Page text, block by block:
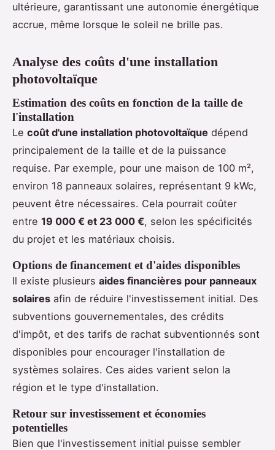
ultérieure, garantissant une autonomie énergétique
accrue, même lorsque le soleil ne brille pas.
Analyse des coûts d'une installation
photovoltaïque
Estimation des coûts en fonction de la taille de
l'installation
Le coût d'une installation photovoltaïque dépend
principalement de la taille et de la puissance
requise. Par exemple, pour une maison de 100 m²,
environ 18 panneaux solaires, représentant 9 kWc,
peuvent être nécessaires. Cela pourrait coûter
entre 19 000 € et 23 000 €, selon les spécificités
du projet et les matériaux choisis.
Options de financement et d'aides disponibles
Il existe plusieurs aides financières pour panneaux
solaires afin de réduire l'investissement initial. Des
subventions gouvernementales, des crédits
d'impôt, et des tarifs de rachat subventionnés sont
disponibles pour encourager l'installation de
systèmes solaires. Ces aides varient selon la
région et le type d'installation.
Retour sur investissement et économies
potentielles
Bien que l'investissement initial puisse sembler